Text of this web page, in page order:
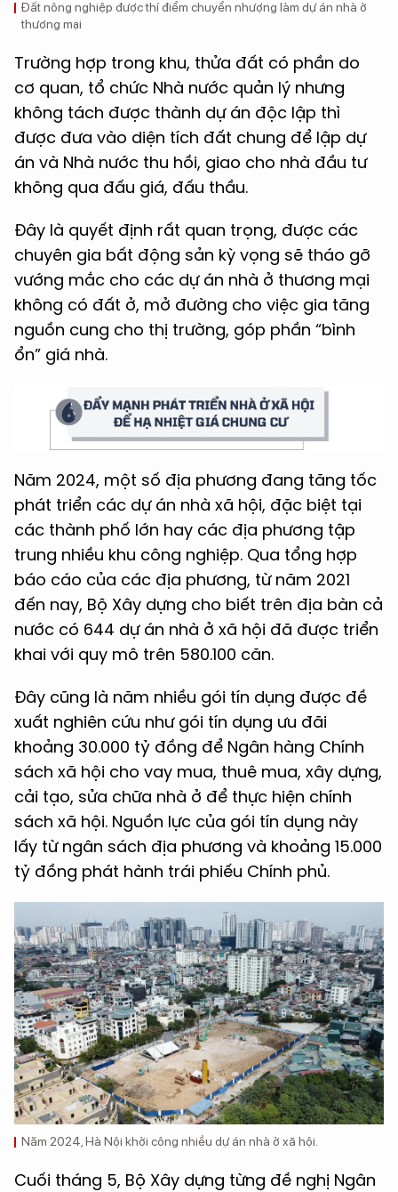
Đất nông nghiệp được thí điểm chuyển nhượng làm dự án nhà ở
thương mại
Trường hợp trong khu, thửa đất có phần do
cơ quan, tổ chức Nhà nước quản lý nhưng
không tách được thành dự án độc lập thì
được đưa vào diện tích đất chung để lập dự
án và Nhà nước thu hồi, giao cho nhà đầu tư
không qua đấu giá, đấu thầu.
Đây là quyết định rất quan trọng, được các
chuyên gia bất động sản kỳ vọng sẽ tháo gỡ
vướng mắc cho các dự án nhà ở thương mại
không có đất ở, mở đường cho việc gia tăng
nguồn cung cho thị trường, góp phần “bình
ổn” giá nhà.
Năm 2024, một số địa phương đang tăng tốc
phát triển các dự án nhà xã hội, đặc biệt tại
các thành phố lớn hay các địa phương tập
trung nhiều khu công nghiệp. Qua tổng hợp
báo cáo của các địa phương, từ năm 2021
đến nay, Bộ Xây dựng cho biết trên địa bàn cả
nước có 644 dự án nhà ở xã hội đã được triển
khai với quy mô trên 580.100 căn.
Đây cũng là năm nhiều gói tín dụng được đề
xuất nghiên cứu như gói tín dụng ưu đãi
khoảng 30.000 tỷ đồng để Ngân hàng Chính
sách xã hội cho vay mua, thuê mua, xây dựng,
cải tạo, sửa chữa nhà ở để thực hiện chính
sách xã hội. Nguồn lực của gói tín dụng này
lấy từ ngân sách địa phương và khoảng 15.000
tỷ đồng phát hành trái phiếu Chính phủ.
Năm 2024, Hà Nội khởi công nhiều dự án nhà ở xã hội.
Cuối tháng 5, Bộ Xây dựng từng đề nghị Ngân